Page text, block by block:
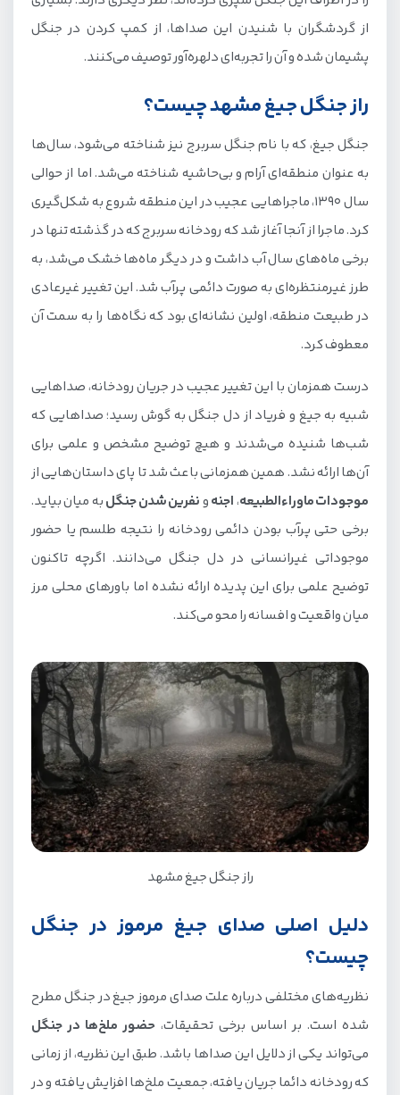
از گردشگران با شنیدن این صداها، از کمپ کردن در جنگل
پشیمان شده و آن را تجربه‌ای دلهره‌آور توصیف می‌کنند.
راز جنگل جیغ مشهد چیست؟
جنگل جیغ، که با نام جنگل سربرج نیز شناخته می‌شود، سال‌ها
به عنوان منطقه‌ای آرام و بی‌حاشیه شناخته می‌شد. اما از حوالی
سال 1390، ماجراهایی عجیب در این منطقه شروع به شکل‌گیری
کرد. ماجرا از آنجا آغاز شد که رودخانه سربرج که در گذشته تنها در
برخی ماه‌های سال آب داشت و در دیگر ماه‌ها خشک می‌شد، به
طرز غیرمنتظره‌ای به صورت دائمی پرآب شد. این تغییر غیرعادی
در طبیعت منطقه، اولین نشانه‌ای بود که نگاه‌ها را به سمت آن
معطوف کرد.
درست همزمان با این تغییر عجیب در جریان رودخانه، صداهایی
شبیه به جیغ و فریاد از دل جنگل به گوش رسید؛ صداهایی که
شب‌ها شنیده می‌شدند و هیچ توضیح مشخص و علمی برای
آن‌ها ارائه نشد. همین همزمانی باعث شد تا پای داستان‌هایی از
موجودات ماوراء‌الطبیعه،اجنهونفرین شدن جنگلبه میان بیاید.
برخی حتی پرآب بودن دائمی رودخانه را نتیجه طلسم یا حضور
موجوداتی غیرانسانی در دل جنگل می‌دانند. اگرچه تاکنون
توضیح علمی برای این پدیده ارائه نشده اما باورهای محلی مرز
میان واقعیت و افسانه را محو می‌کند.
راز جنگل جیغ مشهد
دلیل اصلی صدای جیغ مرموز در جنگل
چیست؟
نظریه‌های مختلفی درباره علت صدای مرموز جیغ در جنگل مطرح
شده است. بر اساس برخی تحقیقات، حضور ملخ‌ها در جنگل
می‌تواند یکی از دلایل این صداها باشد. طبق این نظریه، از زمانی
که رودخانه دائما جریان یافته، جمعیت ملخ‌ها افزایش یافته و در